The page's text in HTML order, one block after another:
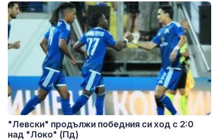
"Левски" продължи победния си ход с 2:0
над "Локо" (Пд)